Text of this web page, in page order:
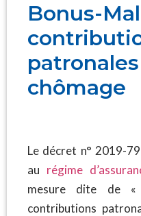
Bonus-
patronales
chômage
Le décret n° 2019-
au régime
mesure dite de «
contributions